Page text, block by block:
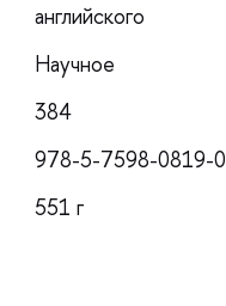
английского
Научное
384
978-5-7598-0819-0
551